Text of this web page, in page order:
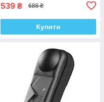
539 ₴ 688 ₴
Купити